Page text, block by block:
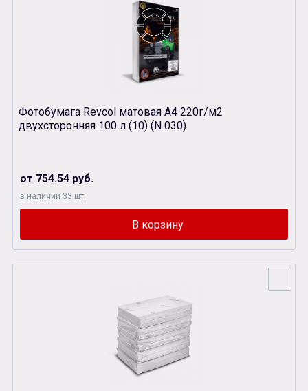
Фотобумага Revcol матовая А4 220г/м2
двухсторонняя 100 л (10) (N 030)
от 754.54 руб.
в наличии 33 шт.